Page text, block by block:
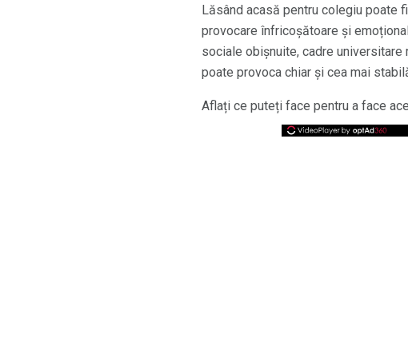
Lăsând acasă pentru colegiu poate
provocare înfricoșătoare și
sociale obișnuite, cadre
poate provoca chiar și cea mai
Aflați ce puteți face pentru a face